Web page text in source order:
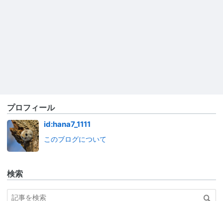
プロフィール
id:hana7_1111
このブログについて
検索